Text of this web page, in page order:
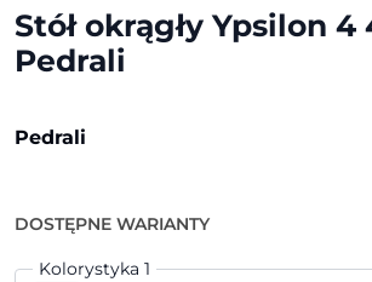
Stół okrągły Ypsilon 4
Pedrali
Pedrali
DOSTĘPNE WARIANTY
Kolorystyka 1